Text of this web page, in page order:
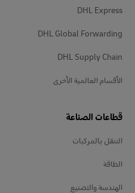
DHL Express
DHL Global Forwarding
DHL Supply Chain
الأقسام العالمية الأخرى
قطاعات الصناعة
التنقل بالمركبات
الطاقة
الهندسة والتصنيع